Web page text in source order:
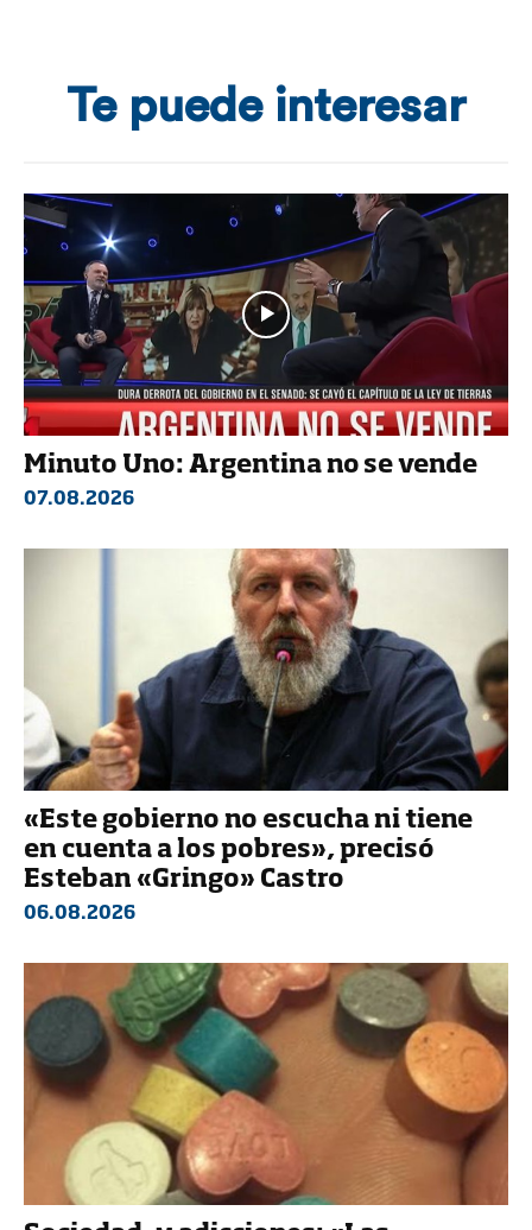
Te puede interesar
Minuto Uno: Argentina no se vende
07.08.2026
«Este gobierno no escucha ni tiene
en cuenta a los pobres», precisó
Esteban «Gringo» Castro
06.08.2026